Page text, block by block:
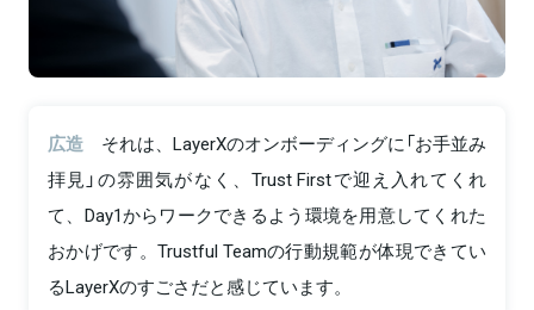
広造
それは、LayerXのオンボーディングに「お手並み
拝見」の雰囲気がなく、Trust Firstで迎え入れてくれ
て、Day1からワークできるよう環境を用意してくれた
おかげです。Trustful Teamの行動規範が体現できてい
るLayerXのすごさだと感じています。